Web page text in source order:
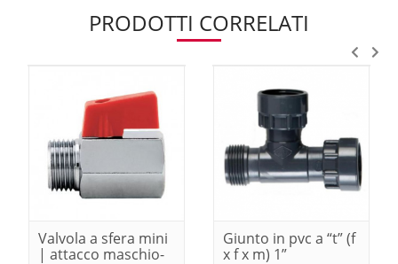
PRODOTTI CORRELATI
Valvola a sfera mini
| attacco maschio-
Giunto in pvc a “t” (f
x f x m) 1”